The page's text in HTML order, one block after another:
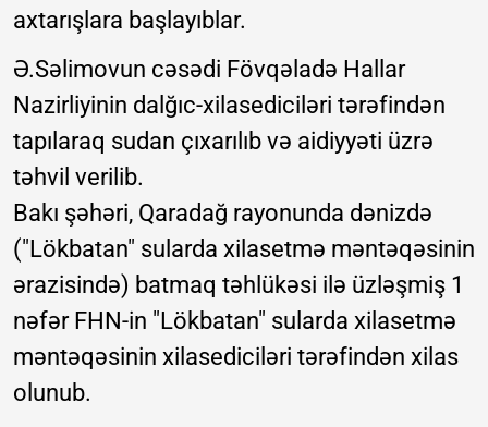
axtarışlara başlayıblar.
Ə.Səlimovun cəsədi Fövqəladə Hallar
Nazirliyinin dalğıc-xilasediciləri tərəfindən
tapılaraq sudan çıxarılıb və aidiyyəti üzrə
təhvil verilib.
Bakı şəhəri, Qaradağ rayonunda dənizdə
("Lökbatan" sularda xilasetmə məntəqəsinin
ərazisində) batmaq təhlükəsi ilə üzləşmiş 1
nəfər FHN-in "Lökbatan" sularda xilasetmə
məntəqəsinin xilasediciləri tərəfindən xilas
olunub.